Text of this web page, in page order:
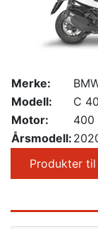
Merke:
Modell:
C
Motor:
400
Årsmodell:
Produkter